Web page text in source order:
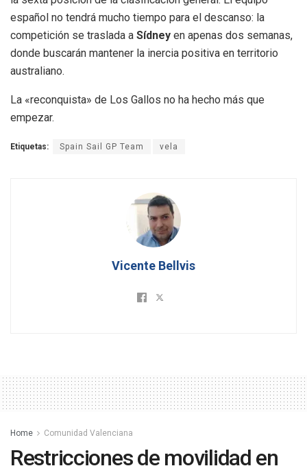
español no tendrá mucho tiempo para el descanso: la
competición se traslada a Sídney en apenas dos semanas,
donde buscarán mantener la inercia positiva en territorio
australiano.
La «reconquista» de Los Gallos no ha hecho más que
empezar.
Etiquetas: Spain Sail GP Team vela
Vicente Bellvis
Home Comunidad Valenciana
Restricciones de movilidad en